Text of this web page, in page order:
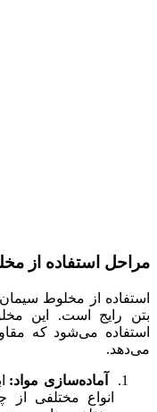
مراحل استفاده از
استفاده از مخلوط
بتن رایج است. این
استفاده می‌شود که
می‌دهد.
آماده‌سازی مواد:
انواع مختلفی